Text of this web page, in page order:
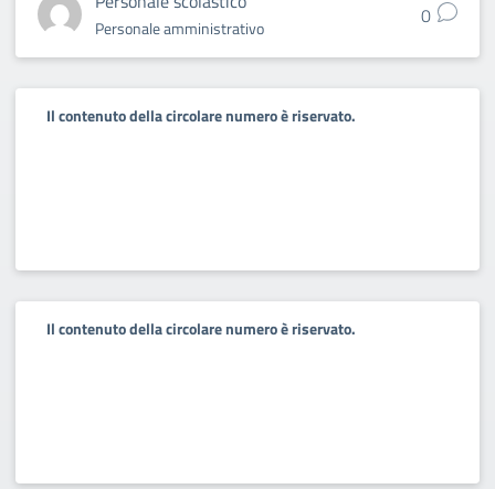
Personale amministrativo 0
Il contenuto della circolare numero è riservato.
Il contenuto della circolare numero è riservato.